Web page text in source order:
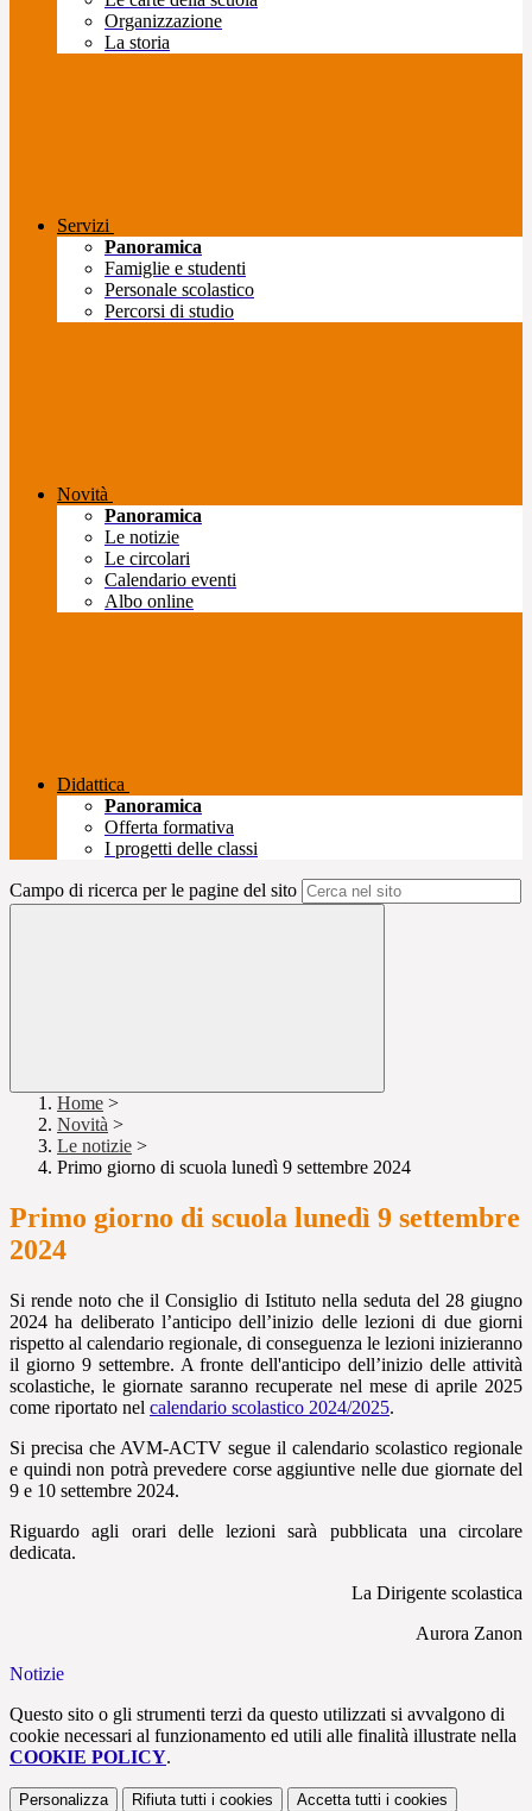
Organizzazione
La storia
Servizi
Panoramica
Famiglie e studenti
Personale scolastico
Percorsi di studio
Novità
Panoramica
Le notizie
Le circolari
Calendario eventi
Albo online
Didattica
Panoramica
Offerta formativa
I progetti delle classi
Campo di ricerca per le pagine del sito
Home >
Novità >
Le notizie >
Primo giorno di scuola lunedì 9 settembre 2024
Primo giorno di scuola lunedì 9 settembre
2024
Si rende noto che il Consiglio di Istituto nella seduta del 28 giugno
2024 ha deliberato l’anticipo dell’inizio delle lezioni di due giorni
rispetto al calendario regionale, di conseguenza le lezioni inizieranno
il giorno 9 settembre. A fronte dell'anticipo dell’inizio delle attività
scolastiche, le giornate saranno recuperate nel mese di aprile 2025
come riportato nel calendario scolastico 2024/2025.
Si precisa che AVM-ACTV segue il calendario scolastico regionale
e quindi non potrà prevedere corse aggiuntive nelle due giornate del
9 e 10 settembre 2024.
Riguardo agli orari delle lezioni sarà pubblicata una circolare
dedicata.
La Dirigente scolastica
Aurora Zanon
Notizie
Questo sito o gli strumenti terzi da questo utilizzati si avvalgono di
cookie necessari al funzionamento ed utili alle finalità illustrate nella
COOKIE POLICY.
Personalizza Rifiuta tutti i cookies Accetta tutti i cookies